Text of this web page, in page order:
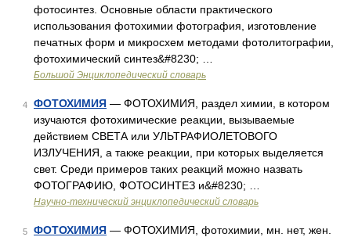
фотосинтез. Основные области практического
использования фотохимии фотография, изготовление
печатных форм и микросхем методами фотолитографии,
фотохимический синтез&#8230; …
Большой Энциклопедический словарь
4 ФОТОХИМИЯ — ФОТОХИМИЯ, раздел химии, в котором
изучаются фотохимические реакции, вызываемые
действием СВЕТА или УЛЬТРАФИОЛЕТОВОГО
ИЗЛУЧЕНИЯ, а также реакции, при которых выделяется
свет. Среди примеров таких реакций можно назвать
ФОТОГРАФИЮ, ФОТОСИНТЕЗ и&#8230; …
Научно-технический энциклопедический словарь
5 ФОТОХИМИЯ — ФОТОХИМИЯ, фотохимии, мн. нет, жен.